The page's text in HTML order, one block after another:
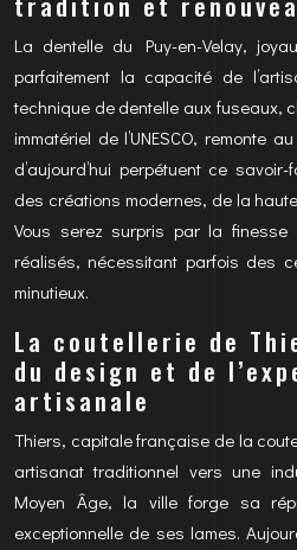
La dentelle du Puy-en-Velay,
parfaitement la capacité de
technique de dentelle aux fuseaux,
immatériel de l’UNESCO, remonte
d’aujourd’hui perpétuent ce
des créations modernes, de la
Vous serez surpris par la finesse
réalisés, nécessitant parfois des
minutieux.
La coutellerie de
du design et de
artisanale
Thiers, capitale française de la
artisanat traditionnel vers une
Moyen Âge, la ville forge sa
exceptionnelle de ses lames.